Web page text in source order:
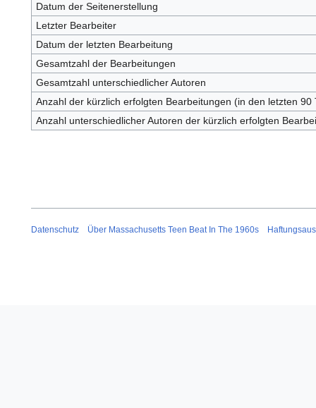
Datum der Seitenerstellung
Letzter Bearbeiter
Datum der letzten Bearbeitung
Gesamtzahl der Bearbeitungen
Gesamtzahl unterschiedlicher Autoren
Anzahl der kürzlich erfolgten Bearbeitungen (in den letzten 90
Anzahl unterschiedlicher Autoren der kürzlich erfolgten
Datenschutz Über Massachusetts Teen Beat In The 1960s